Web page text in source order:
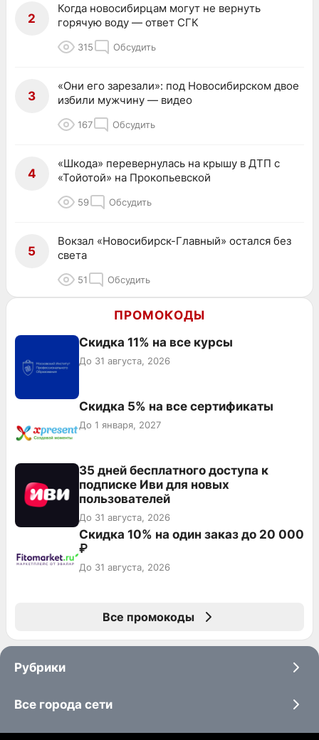
2
Когда новосибирцам могут не вернуть
горячую воду — ответ СГК
315 Обсудить
3
«Они его зарезали»: под Новосибирском двое
избили мужчину — видео
167 Обсудить
4
«Шкода» перевернулась на крышу в ДТП с
«Тойотой» на Прокопьевской
59 Обсудить
5
Вокзал «Новосибирск-Главный» остался без
света
51 Обсудить
ПРОМОКОДЫ
Скидка 11% на все курсы
До 31 августа, 2026
Скидка 5% на все сертификаты
До 1 января, 2027
35 дней бесплатного доступа к
подписке Иви для новых
пользователей
До 31 августа, 2026
Скидка 10% на один заказ до 20 000
₽
До 31 августа, 2026
Все промокоды
Рубрики
Все города сети